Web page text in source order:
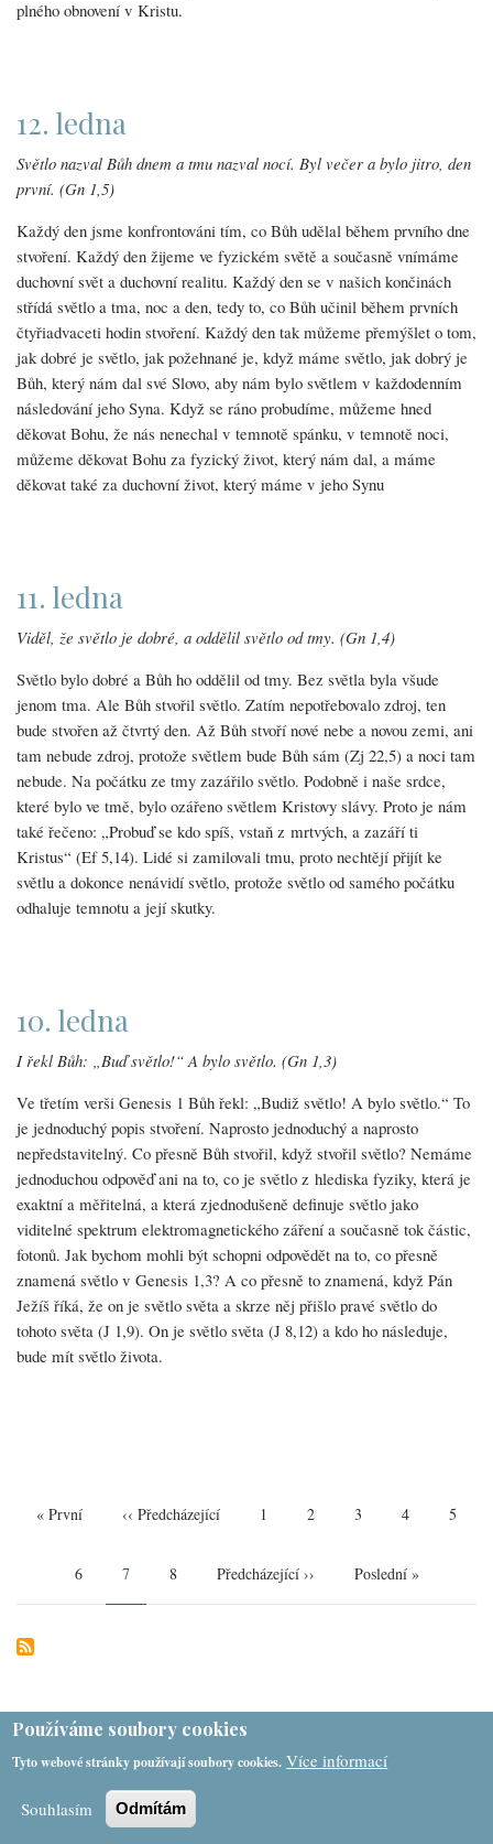
plného obnovení v Kristu.
12. ledna
Světlo nazval Bůh dnem a tmu nazval nocí. Byl večer a bylo jitro, den
první. (Gn 1,5)
Každý den jsme konfrontováni tím, co Bůh udělal během prvního dne
stvoření. Každý den žijeme ve fyzickém světě a současně vnímáme
duchovní svět a duchovní realitu. Každý den se v našich končinách
střídá světlo a tma, noc a den, tedy to, co Bůh učinil během prvních
čtyřiadvaceti hodin stvoření. Každý den tak můžeme přemýšlet o tom,
jak dobré je světlo, jak požehnané je, když máme světlo, jak dobrý je
Bůh, který nám dal své Slovo, aby nám bylo světlem v každodenním
následování jeho Syna. Když se ráno probudíme, můžeme hned
děkovat Bohu, že nás nenechal v temnotě spánku, v temnotě noci,
můžeme děkovat Bohu za fyzický život, který nám dal, a máme
děkovat také za duchovní život, který máme v jeho Synu
11. ledna
Viděl, že světlo je dobré, a oddělil světlo od tmy. (Gn 1,4)
Světlo bylo dobré a Bůh ho oddělil od tmy. Bez světla byla všude
jenom tma. Ale Bůh stvořil světlo. Zatím nepotřebovalo zdroj, ten
bude stvořen až čtvrtý den. Až Bůh stvoří nové nebe a novou zemi, ani
tam nebude zdroj, protože světlem bude Bůh sám (Zj 22,5) a noci tam
nebude. Na počátku ze tmy zazářilo světlo. Podobně i naše srdce,
které bylo ve tmě, bylo ozářeno světlem Kristovy slávy. Proto je nám
také řečeno: „Probuď se kdo spíš, vstaň z mrtvých, a zazáří ti
Kristus“ (Ef 5,14). Lidé si zamilovali tmu, proto nechtějí přijít ke
světlu a dokonce nenávidí světlo, protože světlo od samého počátku
odhaluje temnotu a její skutky.
10. ledna
I řekl Bůh: „Buď světlo!“ A bylo světlo. (Gn 1,3)
Ve třetím verši Genesis 1 Bůh řekl: „Budiž světlo! A bylo světlo.“ To
je jednoduchý popis stvoření. Naprosto jednoduchý a naprosto
nepředstavitelný. Co přesně Bůh stvořil, když stvořil světlo? Nemáme
jednoduchou odpověď ani na to, co je světlo z hlediska fyziky, která je
exaktní a měřitelná, a která zjednodušeně definuje světlo jako
viditelné spektrum elektromagnetického záření a současně tok částic,
fotonů. Jak bychom mohli být schopni odpovědět na to, co přesně
znamená světlo v Genesis 1,3? A co přesně to znamená, když Pán
Ježíš říká, že on je světlo světa a skrze něj přišlo pravé světlo do
tohoto světa (J 1,9). On je světlo světa (J 8,12) a kdo ho následuje,
bude mít světlo života.
First
« První Předchozí
‹‹ Předcházející Page
1 Page
2 Page
3 Page
4 Page
5
Page
6 Aktuální
7 Page
8 Následující
Předcházející ›› Poslední
Poslední »
Používáme soubory cookies
Tyto webové stránky používají soubory cookies. Více informací
Souhlasím Odmítám